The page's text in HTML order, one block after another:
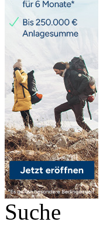
Suche